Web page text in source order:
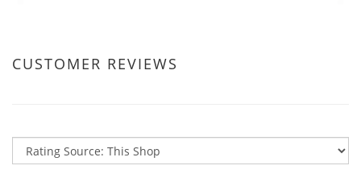
CUSTOMER REVIEWS